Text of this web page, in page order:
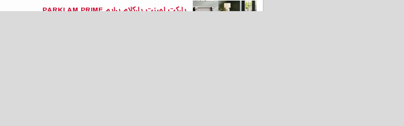
پارکت لمینت پارکلام پرایم PARKLAM PRIME